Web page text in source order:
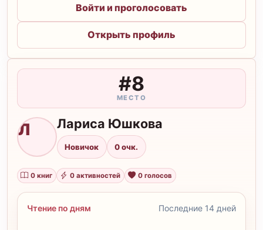
Войти и проголосовать
Открыть профиль
#8
МЕСТО
Л Лариса Юшкова
Новичок 0 очк.
0 книг 0 активностей 0 голосов
Чтение по дням Последние 14 дней